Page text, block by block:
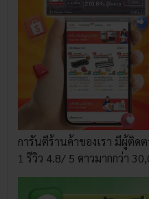
การันตีร้านค้าของเรา มีผู้ติด
1 รีวิว 4.8/ 5 ดาวมากกว่า